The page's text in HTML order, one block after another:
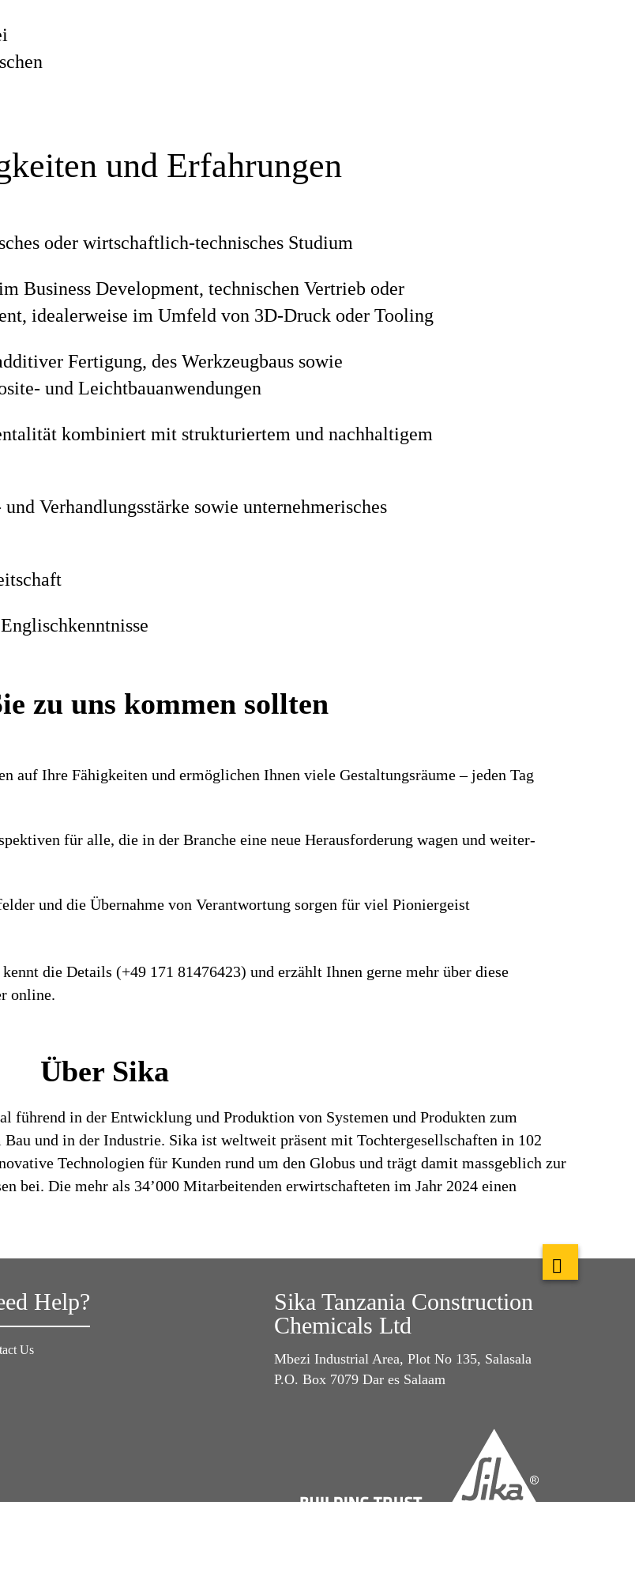
und Erfahrungen
oder wirtschaftlich-technisches Studium
Business Development, technischen Vertrieb oder
idealerweise im Umfeld von 3D-Druck oder Tooling
Fertigung, des Werkzeugbaus sowie
und Leichtbauanwendungen
kombiniert mit strukturiertem und nachhaltigem
Verhandlungsstärke sowie unternehmerisches
zu uns kommen sollten
auf Ihre Fähig­keiten und ermög­lichen Ihnen viele Gestaltungs­räume – jeden Tag
für alle, die in der Branche eine neue Heraus­forderung wagen und weiter­
und die Über­nahme von Ver­ant­wor­tung sorgen für viel Pionier­geist
die Details (+49 171 81476423) und erzählt Ihnen gerne mehr über diese
online.
Über Sika
führend in der Entwicklung und Produktion von Systemen und Produkten zum
und in der Industrie. Sika ist weltweit präsent mit Tochtergesellschaften in 102
Technologien für Kunden rund um den Globus und trägt damit massgeblich zur
bei. Die mehr als 34’000 Mitarbeitenden erwirtschafteten im Jahr 2024 einen
Help?
Us
Sika Tanzania Construction
Chemicals Ltd
Mbezi Industrial Area, Plot No 135, Salasala
P.O. Box 7079 Dar es Salaam